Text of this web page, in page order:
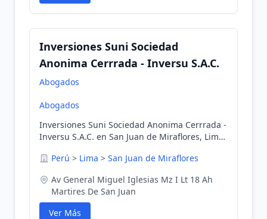
Inversiones Suni Sociedad
Anonima Cerrrada - Inversu S.A.C.
Abogados
Abogados
Inversiones Suni Sociedad Anonima Cerrrada -
Inversu S.A.C. en San Juan de Miraflores, Lima,
Perú > Lima > San Juan de Miraflores
Av General Miguel Iglesias Mz I Lt 18 Ah
Martires De San Juan
Ver Más